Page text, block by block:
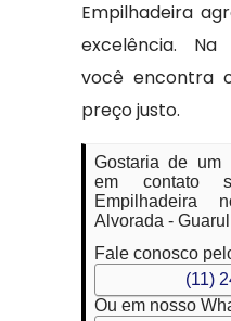
Empilhadeira
excelência. Na
você encontra
preço justo.
Gostaria de um
em contato
Empilhadeira
Alvorada -
Fale conosco
(11)
Ou em nosso